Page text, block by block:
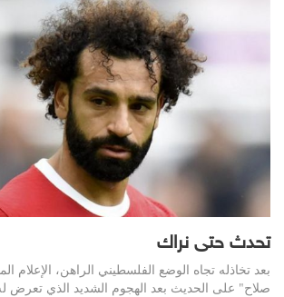
تحدث حتى نراك
بعد تخاذله تجاه الوضع الفلسطيني الراهن،
صلاح" على الحديث بعد الهجوم الشديد الذي تعرض